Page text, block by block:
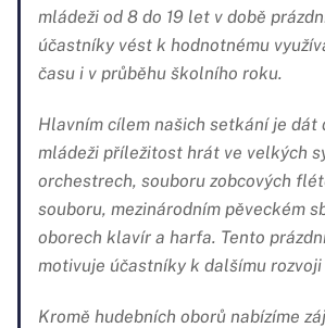
mládeži od 8 do 19 let v době
účastníky vést k hodnotnému
času i v průběhu školního roku.
Hlavním cílem našich setkání je dát
mládeži příležitost hrát ve velkých
orchestrech, souboru zobcových
souboru, mezinárodním pěveckém
oborech klavír a harfa. Tento
motivuje účastníky k dalšímu
Kromě hudebních oborů nabízíme